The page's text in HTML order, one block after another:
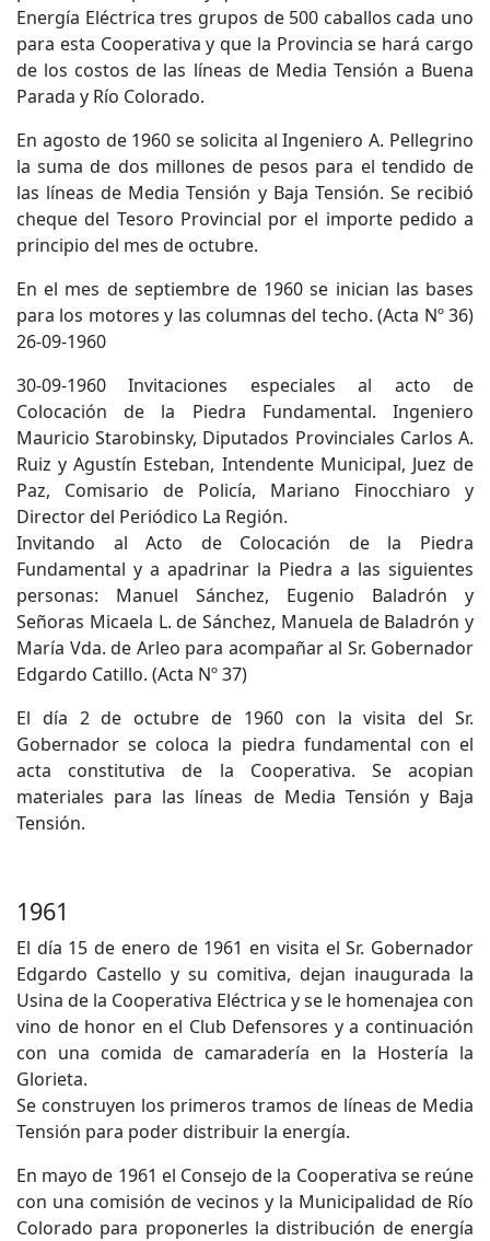
Energía Eléctrica tres grupos de 500 caballos cada uno
para esta Cooperativa y que la Provincia se hará cargo
de los costos de las líneas de Media Tensión a Buena
Parada y Río Colorado.
En agosto de 1960 se solicita al Ingeniero A. Pellegrino
la suma de dos millones de pesos para el tendido de
las líneas de Media Tensión y Baja Tensión. Se recibió
cheque del Tesoro Provincial por el importe pedido a
principio del mes de octubre.
En el mes de septiembre de 1960 se inician las bases
para los motores y las columnas del techo. (Acta Nº 36)
26-09-1960
30-09-1960 Invitaciones especiales al acto de
Colocación de la Piedra Fundamental. Ingeniero
Mauricio Starobinsky, Diputados Provinciales Carlos A.
Ruiz y Agustín Esteban, Intendente Municipal, Juez de
Paz, Comisario de Policía, Mariano Finocchiaro y
Director del Periódico La Región.
Invitando al Acto de Colocación de la Piedra
Fundamental y a apadrinar la Piedra a las siguientes
personas: Manuel Sánchez, Eugenio Baladrón y
Señoras Micaela L. de Sánchez, Manuela de Baladrón y
María Vda. de Arleo para acompañar al Sr. Gobernador
Edgardo Catillo. (Acta Nº 37)
El día 2 de octubre de 1960 con la visita del Sr.
Gobernador se coloca la piedra fundamental con el
acta constitutiva de la Cooperativa. Se acopian
materiales para las líneas de Media Tensión y Baja
Tensión.
1961
El día 15 de enero de 1961 en visita el Sr. Gobernador
Edgardo Castello y su comitiva, dejan inaugurada la
Usina de la Cooperativa Eléctrica y se le homenajea con
vino de honor en el Club Defensores y a continuación
con una comida de camaradería en la Hostería la
Glorieta.
Se construyen los primeros tramos de líneas de Media
Tensión para poder distribuir la energía.
En mayo de 1961 el Consejo de la Cooperativa se reúne
con una comisión de vecinos y la Municipalidad de Río
Colorado para proponerles la distribución de energía